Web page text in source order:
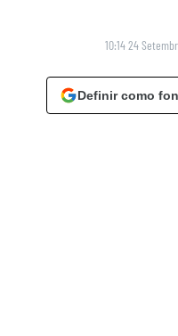
10:14 24
Definir como